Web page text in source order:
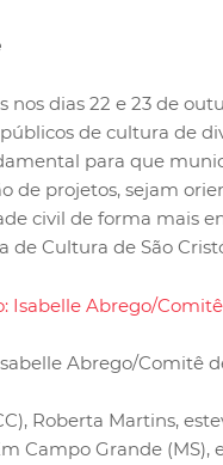
nos dias 22 e 23 de
de cultura de
para que
de projetos, sejam
civil de forma mais
Cultura de São
Abrego/Comitê
Roberta Martins,
Campo Grande